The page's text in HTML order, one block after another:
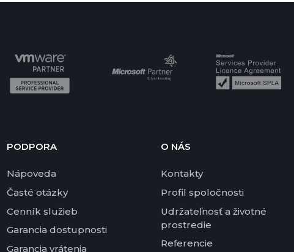
PODPORA
Nápoveda
Časté otázky
Cenník služieb
Garancia dostupnosti
Garancia vrátenia
O NÁS
Kontakty
Profil spoločnosti
Udržateľnosť a životné
prostredie
Referencie